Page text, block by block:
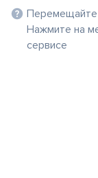
Перемещайте
Нажмите на
сервисе